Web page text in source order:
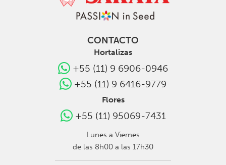
CONTACTO
Hortalizas
+55 (11) 9 6906-0946
+55 (11) 9 6416-9779
Flores
+55 (11) 95069-7431
Lunes a Viernes
de las 8h00 a las 17h30